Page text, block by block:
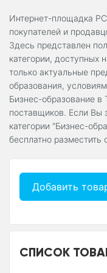
Интернет-площадка
покупателей и
Здесь представлен
категории, доступных
только актуальные
образования,
Бизнес-образование в
поставщиков. Если Вы
категории "Бизнес-
бесплатно
Добавить
СПИСОК